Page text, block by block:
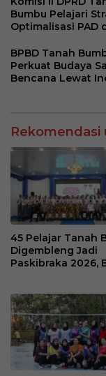
Bumbu Pelajari
Optimalisasi PAD
BPBD Tanah
Perkuat Budaya
Bencana Lewat
Rekomendasi
45 Pelajar Tanah
Digembleng Jadi
Paskibraka 2026,